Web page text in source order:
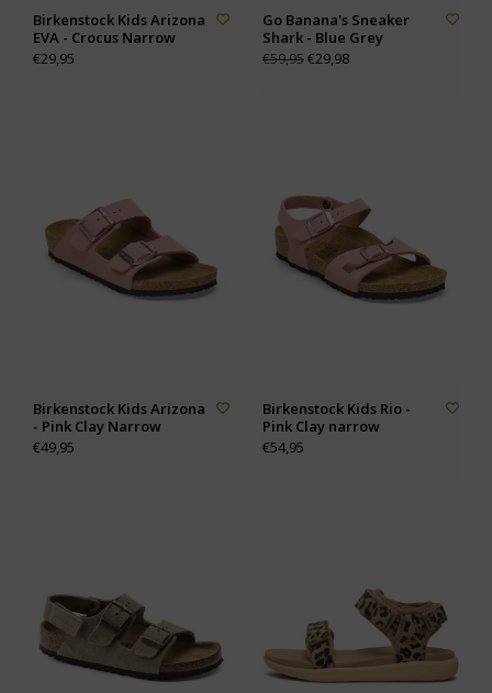
Birkenstock Kids Arizona
EVA - Crocus Narrow
€29,95
Go Banana's Sneaker
Shark - Blue Grey
€59,95€29,98
Birkenstock Kids Arizona
- Pink Clay Narrow
€49,95
Birkenstock Kids Rio -
Pink Clay narrow
€54,95